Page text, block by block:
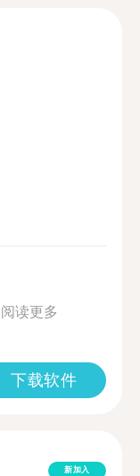
阅读更多
下载软件
新加入